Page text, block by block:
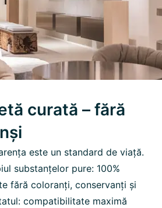
curată – fără
este un standard de viață.
substanțelor pure: 100%
fără coloranți, conservanți și
compatibilitate maximă